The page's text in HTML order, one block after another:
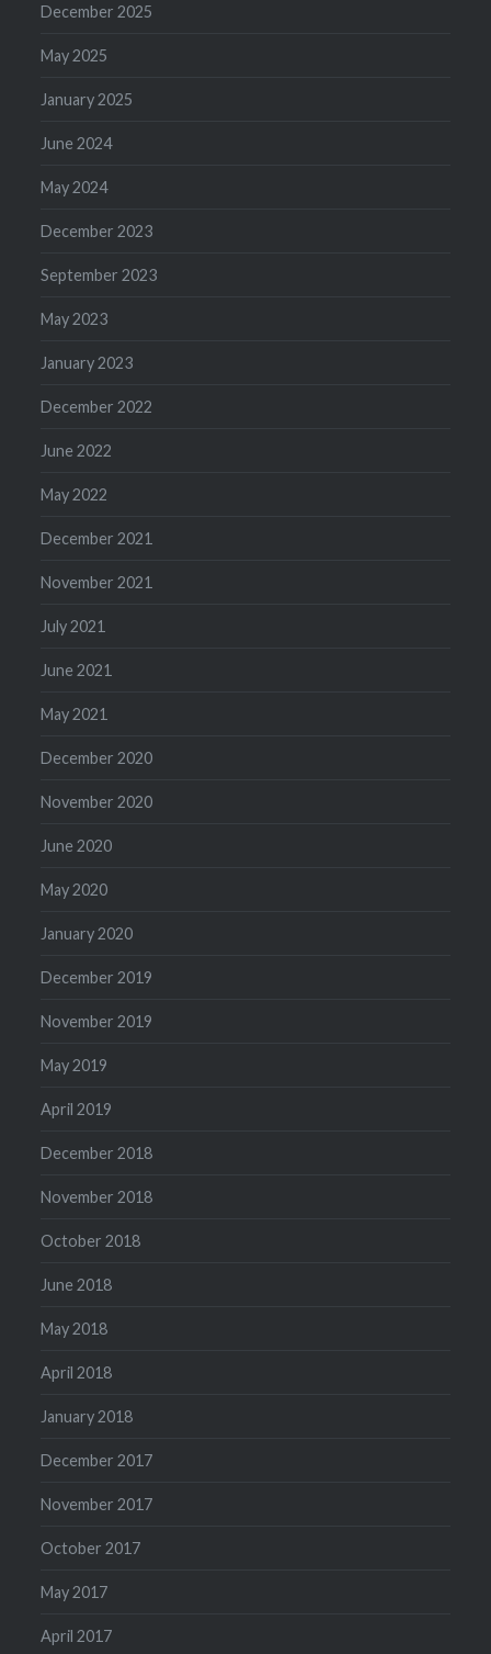
December 2025
May 2025
January 2025
June 2024
May 2024
December 2023
September 2023
May 2023
January 2023
December 2022
June 2022
May 2022
December 2021
November 2021
July 2021
June 2021
May 2021
December 2020
November 2020
June 2020
May 2020
January 2020
December 2019
November 2019
May 2019
April 2019
December 2018
November 2018
October 2018
June 2018
May 2018
April 2018
January 2018
December 2017
November 2017
October 2017
May 2017
April 2017